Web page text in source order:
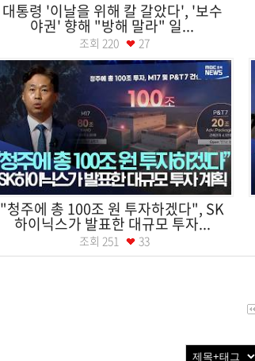
대통령 '이날을 위해 칼 갈았다', '보수
야권' 향해 "방해 말라" 일...
조회 220 27
"청주에 총 100조 원 투자하겠다", SK
하이닉스가 발표한 대규모 투자...
조회 251 33